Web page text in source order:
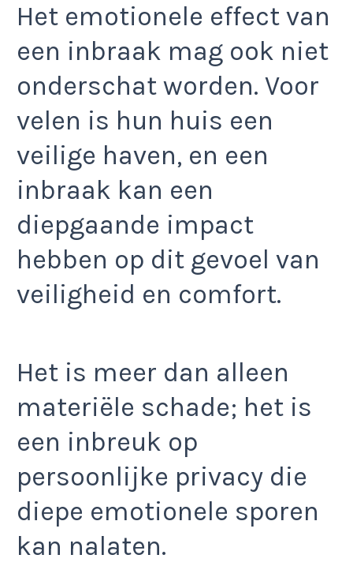
Het emotionele effect van
een inbraak mag ook niet
onderschat worden. Voor
velen is hun huis een
veilige haven, en een
inbraak kan een
diepgaande impact
hebben op dit gevoel van
veiligheid en comfort.
Het is meer dan alleen
materiële schade; het is
een inbreuk op
persoonlijke privacy die
diepe emotionele sporen
kan nalaten.